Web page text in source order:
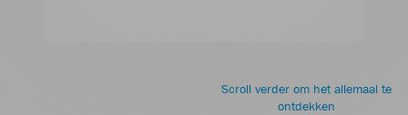
Scroll verder om het allemaal te
ontdekken